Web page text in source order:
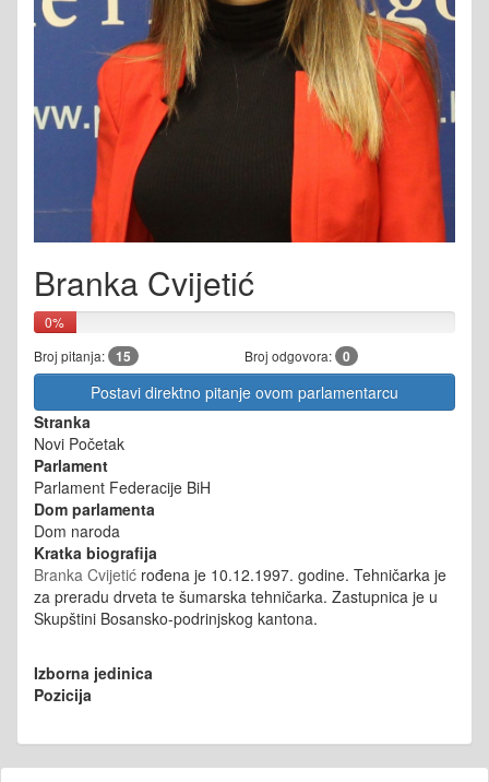
Branka Cvijetić
0%
Broj pitanja: 15 Broj odgovora: 0
Postavi direktno pitanje ovom parlamentarcu
Stranka
Novi Početak
Parlament
Parlament Federacije BiH
Dom parlamenta
Dom naroda
Kratka biografija
Branka Cvijetić rođena je 10.12.1997. godine. Tehničarka je
za preradu drveta te šumarska tehničarka. Zastupnica je u
Skupštini Bosansko-podrinjskog kantona.
Izborna jedinica
Pozicija